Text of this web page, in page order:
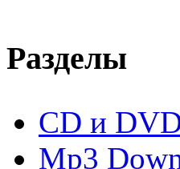
Разделы
CD и
Mp3